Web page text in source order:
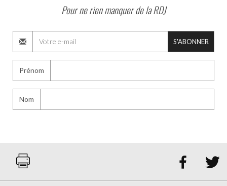
Pour ne rien manquer de la RDJ
S'ABONNER
Prénom
Nom
 